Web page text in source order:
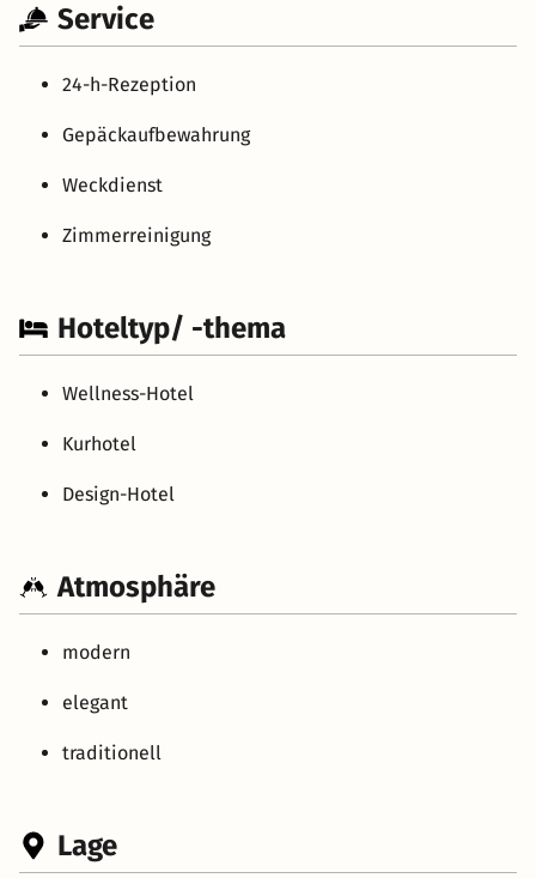
Service
24-h-Rezeption
Gepäckaufbewahrung
Weckdienst
Zimmerreinigung
Hoteltyp/ -thema
Wellness-Hotel
Kurhotel
Design-Hotel
Atmosphäre
modern
elegant
traditionell
Lage